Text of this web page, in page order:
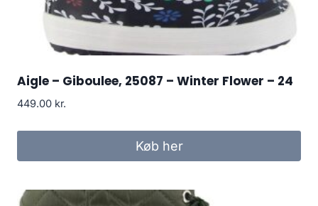
Aigle – Giboulee, 25087 – Winter Flower – 24
449.00 kr.
Køb her